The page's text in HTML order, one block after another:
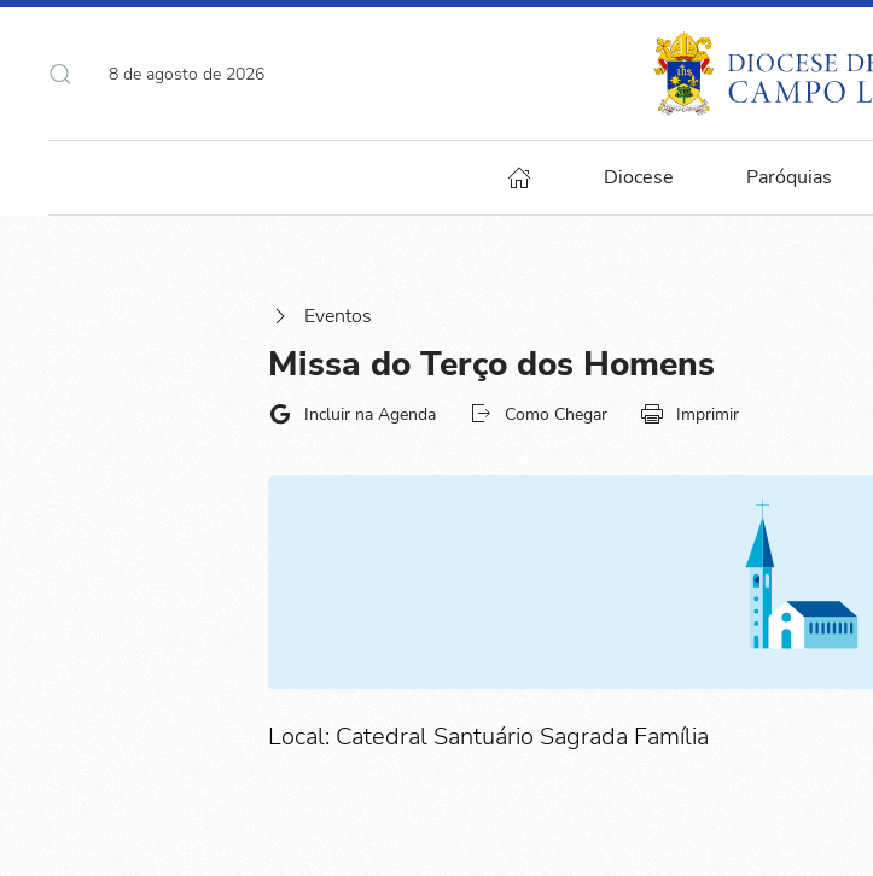
8 de agosto de 2026
Diocese Paróquias
Eventos
Missa do Terço dos Homens
Incluir na Agenda Como Chegar Imprimir
Local: Catedral Santuário Sagrada Família